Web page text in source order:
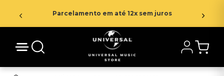
Parcelamento em até 12x sem juros